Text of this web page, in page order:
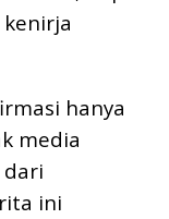
kenirja
hanya
media
dari
ini